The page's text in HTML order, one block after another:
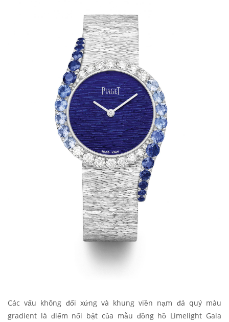
Các vấu không đối xứng và khung viền nạm đá quý màu
gradient là điểm nổi bật của mẫu đồng hồ Limelight Gala